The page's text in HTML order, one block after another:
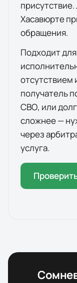
Хасавюрте
обращения.
Подходит
отсутствием
получатель
СВО, или
сложнее —
через
услуга.